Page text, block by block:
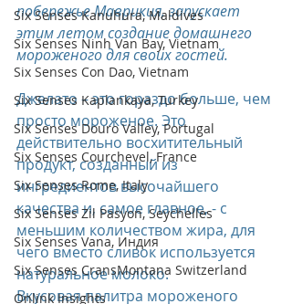
Six Senses Kanuhura, Maldives
Six Senses Ninh Van Bay, Vietnam
Six Senses Con Dao, Vietnam
Six Senses Kaplankaya, Turkey
Six Senses Douro Valley, Portugal
Six Senses Courchevel, France
Six Senses Rome, Italy
Six Senses Zil Pasyon, Seychelles
Six Senses Vana, Индия
Six Senses CransMontana Switzerland
Onlink Insights
побережье Маврикия, запускает
этим летом создание домашнего
мороженого для своих гостей.
Джелато – это гораздо больше, чем
просто мороженое. Это
действительно восхитительный
продукт, созданный из
ингредиентов высочайшего
качества и, самое главное, - с
меньшим количеством жира, для
чего вместо сливок используется
натуральное молоко.
Вкусовая палитра мороженого